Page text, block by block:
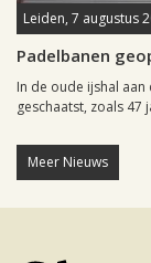
Leiden, 7 augustus
Padelbanen
In de oude ijshal
geschaatst, zoals 47
Meer Nieuws